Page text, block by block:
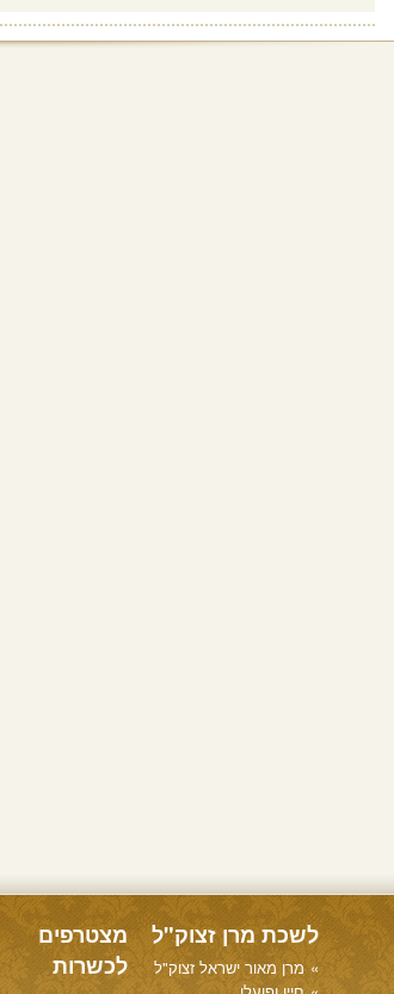
לשכת מרן זצוק"ל
מרן מאור ישראל זצוק"ל
מצטרפים
לכשרות